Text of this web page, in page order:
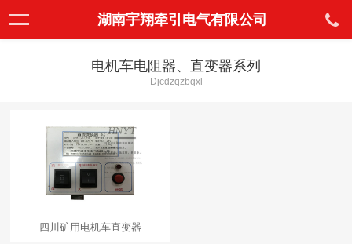
湖南宇翔牵引电气有限公司
电机车电阻器、直变器系列
Djcdzqzbqxl
四川矿用电机车直变器